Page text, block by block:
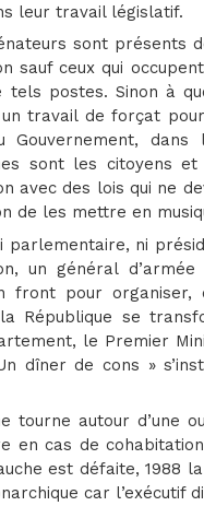
leur travail législatif.
sont présents
sauf ceux qui
tels postes. Sinon à
travail de forçat
Gouvernement,
sont les citoyens
avec des lois qui ne
de les mettre en
parlementaire, ni
un général
front pour
République se
le Premier
dîner de cons »
tourne autour d’une
cas de
est défaite, 1988
car l’exécutif